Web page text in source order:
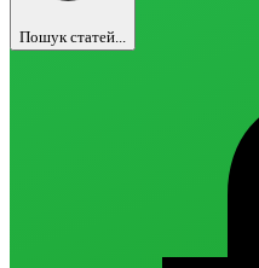
Пошук статей...